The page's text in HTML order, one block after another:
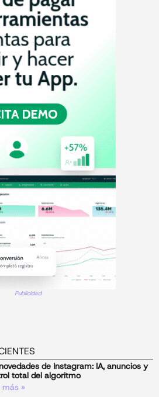
Publicidad
de Instagram: IA, anuncios y
total del algoritmo
más »